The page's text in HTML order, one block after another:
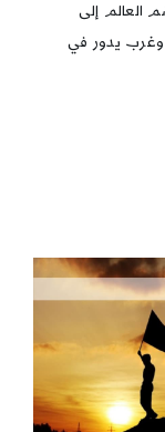
العالم إلى
يدور في